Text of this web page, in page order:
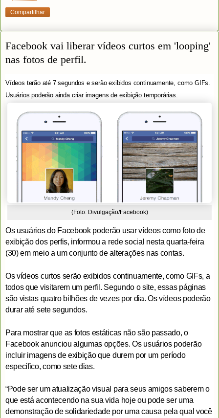
Compartilhar
Facebook vai liberar vídeos curtos em 'looping'
nas fotos de perfil.
Vídeos terão até 7 segundos e serão exibidos continuamente, como GIFs.
Usuários poderão ainda criar imagens de exibição temporárias.
(Foto: Divulgação/Facebook)
Os usuários do Facebook poderão usar vídeos como foto de
exibição dos perfis, informou a rede social nesta quarta-feira
(30) em meio a um conjunto de alterações nas contas.
Os vídeos curtos serão exibidos continuamente, como GIFs, a
todos que visitarem um perfil. Segundo o site, essas páginas
são vistas quatro bilhões de vezes por dia. Os vídeos poderão
durar até sete segundos.
Para mostrar que as fotos estáticas não são passado, o
Facebook anunciou algumas opções. Os usuários poderão
incluir imagens de exibição que durem por um período
específico, como sete dias.
“Pode ser um atualização visual para seus amigos saberem o
que está acontecendo na sua vida hoje ou pode ser uma
demonstração de solidariedade por uma causa pela qual você